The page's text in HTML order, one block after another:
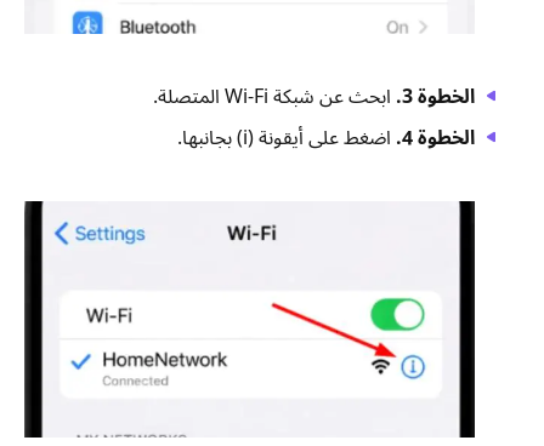
الخطوة 3.
ابحث عن شبكة Wi-Fi المتصلة.
الخطوة 4.
اضغط على أيقونة (i) بجانبها.